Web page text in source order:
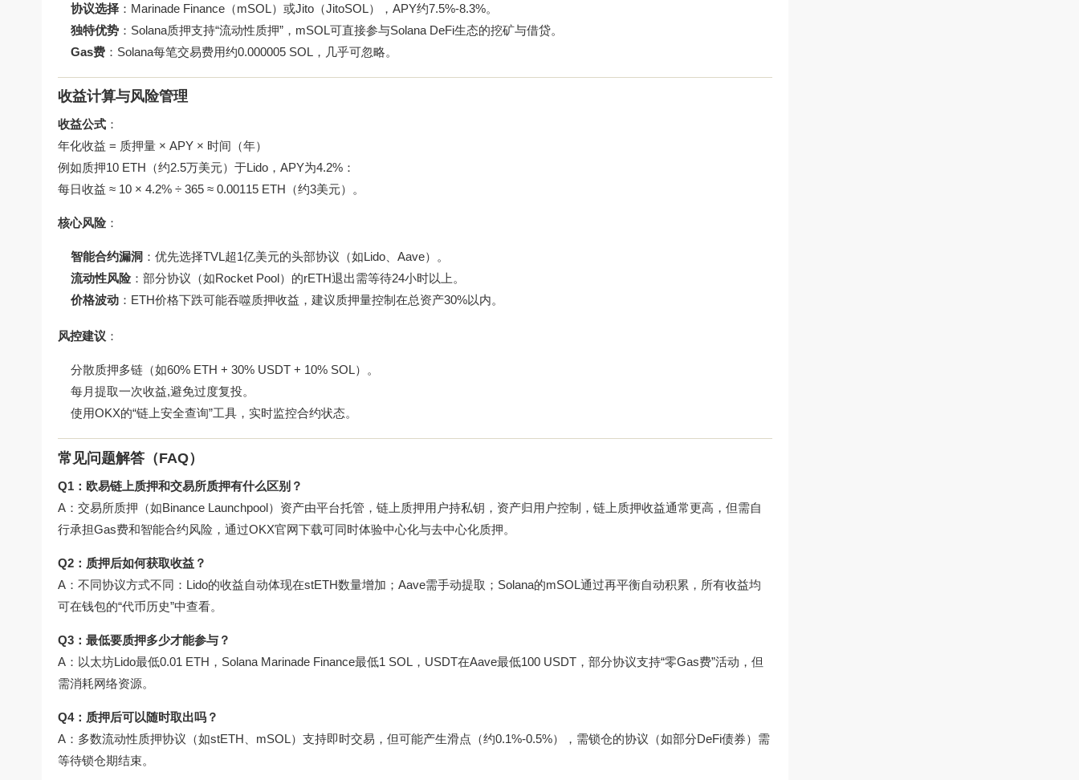
协议选择 ：Marinade Finance（mSOL）或Jito（JitoSOL），APY约7.5%-8.3%。
独特优势 ：Solana质押支持“流动性质押”，mSOL可直接参与Solana DeFi生态的挖矿与借贷。
Gas费 ：Solana每笔交易费用约0.000005 SOL，几乎可忽略。
收益计算与风险管理
收益公式 ：
年化收益 = 质押量 × APY × 时间（年）
例如质押10 ETH（约2.5万美元）于Lido，APY为4.2%：
每日收益 ≈ 10 × 4.2% ÷ 365 ≈ 0.00115 ETH（约3美元）。
核心风险：
智能合约漏洞 ：优先选择TVL超1亿美元的头部协议（如Lido、Aave）。
流动性风险：部分协议（如Rocket Pool）的rETH退出需等待24小时以上。
价格波动 ：ETH价格下跌可能吞噬质押收益，建议质押量控制在总资产30%以内。
风控建议 ：
分散质押多链（如60% ETH + 30% USDT + 10% SOL）。
每月提取一次收益,避免过度复投。
使用OKX的“链上安全查询”工具，实时监控合约状态。
常见问题解答（FAQ）
Q1：欧易链上质押和交易所质押有什么区别？
A：交易所质押（如Binance Launchpool）资产由平台托管，链上质押用户持私钥，资产归用户控制，链上质押收益通常更高，但需自
行承担Gas费和智能合约风险，通过OKX官网下载可同时体验中心化与去中心化质押。
Q2：质押后如何获取收益？
A：不同协议方式不同：Lido的收益自动体现在stETH数量增加；Aave需手动提取；Solana的mSOL通过再平衡自动积累，所有收益均
可在钱包的“代币历史”中查看。
Q3：最低要质押多少才能参与？
A：以太坊Lido最低0.01 ETH，Solana Marinade Finance最低1 SOL，USDT在Aave最低100 USDT，部分协议支持“零Gas费”活动，但
需消耗网络资源。
Q4：质押后可以随时取出吗？
A：多数流动性质押协议（如stETH、mSOL）支持即时交易，但可能产生滑点（约0.1%-0.5%），需锁仓的协议（如部分DeFi债券）需
等待锁仓期结束。